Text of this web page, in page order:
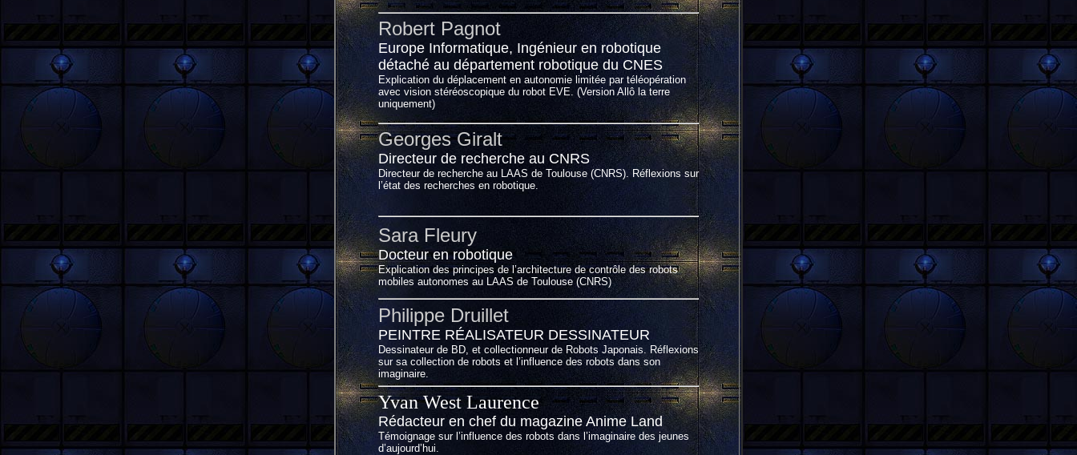
Robert Pagnot
Europe Informatique, Ingénieur en robotique
détaché au département robotique du CNES
Explication du déplacement en autonomie limitée par téléopération
avec vision stéréoscopique du robot EVE. (Version Allô la terre
uniquement)
Georges Giralt
Directeur de recherche au CNRS
Directeur de recherche au LAAS de Toulouse (CNRS). Réflexions sur
l’état des recherches en robotique.
Sara Fleury
Docteur en robotique
Explication des principes de l’architecture de contrôle des robots
mobiles autonomes au LAAS de Toulouse (CNRS)
Philippe Druillet
PEINTRE RÉALISATEUR DESSINATEUR
Dessinateur de BD, et collectionneur de Robots Japonais. Réflexions
sur sa collection de robots et l’influence des robots dans son
imaginaire.
Yvan West Laurence
Rédacteur en chef du magazine Anime Land
Témoignage sur l’influence des robots dans l’imaginaire des jeunes
d’aujourd’hui.